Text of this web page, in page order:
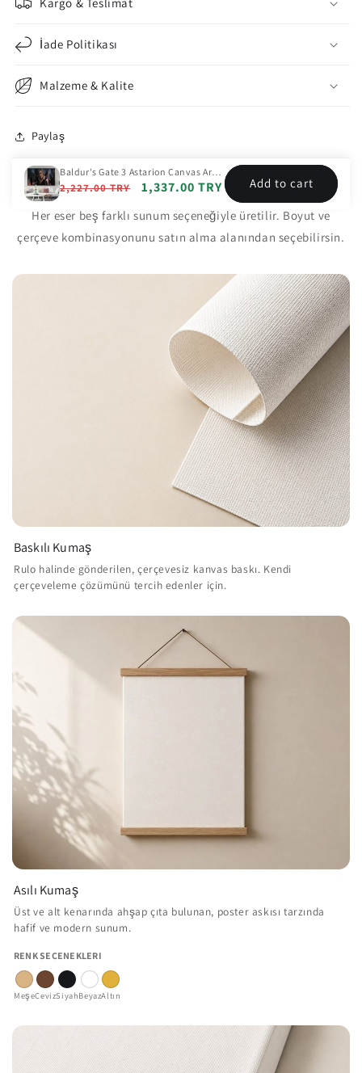
Baldur's Gate 3 Astarion Canvas Art Canvas Wall Art
Regular
2,227.00 TRY
Sale
1,337.00 TRY Add to cart
İade Politikası
Malzeme & Kalite
Paylaş
Çerçeve Seçenekleri
Her eser beş farklı sunum seçeneğiyle üretilir. Boyut ve
çerçeve kombinasyonunu satın alma alanından seçebilirsin.
Baskılı Kumaş
Rulo halinde gönderilen, çerçevesiz kanvas baskı. Kendi
çerçeveleme çözümünü tercih edenler için.
Asılı Kumaş
Üst ve alt kenarında ahşap çıta bulunan, poster askısı tarzında
hafif ve modern sunum.
RENK SEÇENEKLERI
MeşeCevizSiyahBeyazAltın